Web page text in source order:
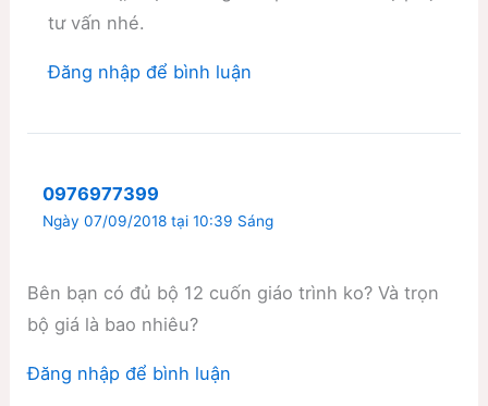
tư vấn nhé.
Đăng nhập để bình luận
0976977399
Ngày 07/09/2018 tại 10:39 Sáng
Bên bạn có đủ bộ 12 cuốn giáo trình ko? Và trọn
bộ giá là bao nhiêu?
Đăng nhập để bình luận